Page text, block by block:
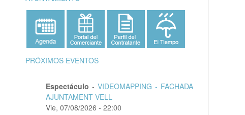
PRÓXIMOS EVENTOS
Espectáculo - VIDEOMAPPING - FACHADA
AJUNTAMENT VELL
Vie, 07/08/2026 - 22:00